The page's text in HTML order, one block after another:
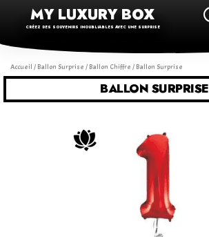
MY LUXURY BOX
CRÉEZ DES SOUVENIRS INOUBLIABLES AVEC UNE SURPRISE
Accueil / Ballon Surprise / Ballon Chiffre / Ballon Surprise
BALLON SURPRISE